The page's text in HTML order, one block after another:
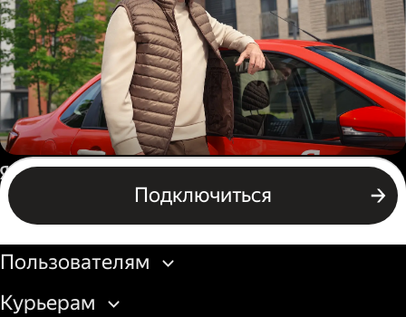
Автокурьер
Подключиться
Подключиться
Россия
Бизнесу
Пользователям
Курьерам